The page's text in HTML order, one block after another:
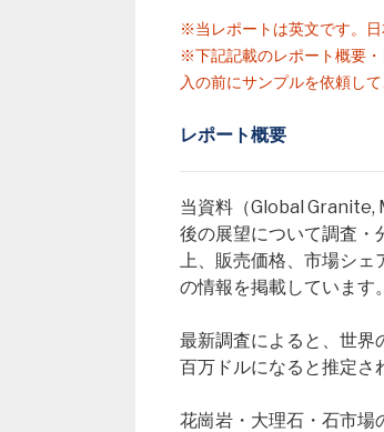
※当レポートは英文です。日
※下記記載のレポート概要
入の前にサンプルを依頼して
レポート概要
当資料（Global
後の展望について調査・
上、販売価格、市場シェ
の情報を掲載しています。
最新調査によると、世
百万ドルになると推定さ
花崗岩・大理石・石市場